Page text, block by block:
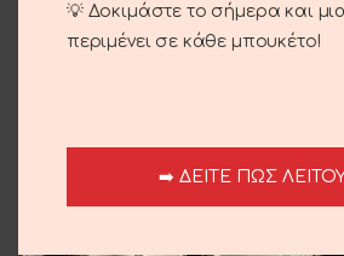
13-19
Handmade tree decorated with
💡 Δοκιμάστε το σήμερα και
περιμένει σε κάθε μπουκέτο!
➡️ ΔΕΙΤΕ ΠΩΣ